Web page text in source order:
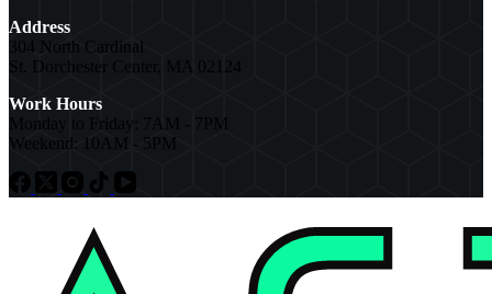
Address
304 North Cardinal
St. Dorchester Center, MA 02124
Work Hours
Monday to Friday: 7AM - 7PM
Weekend: 10AM - 5PM